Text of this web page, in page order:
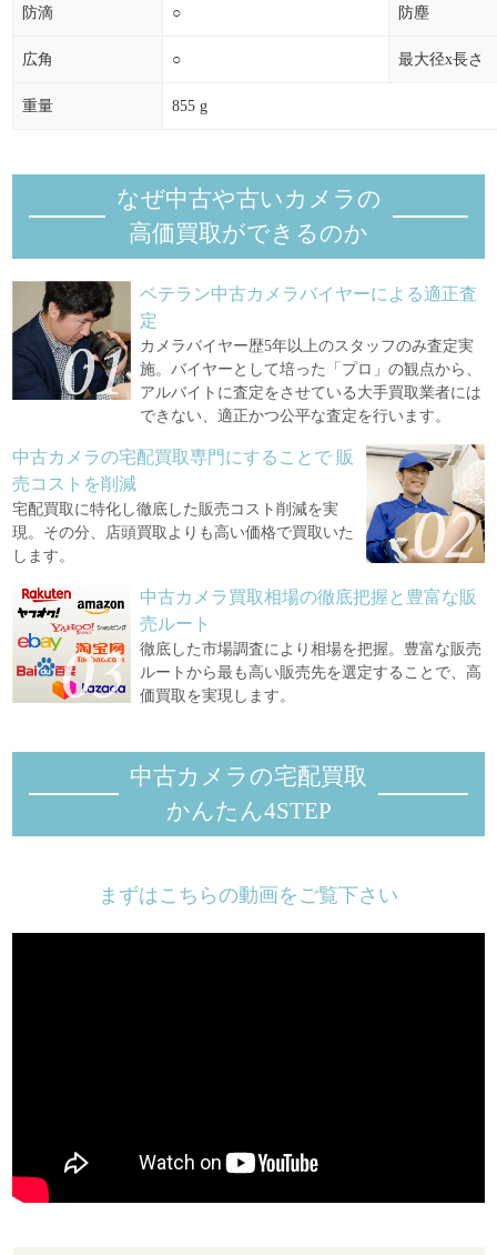
防滴 ○ 防塵
広角 ○ 最大径x長さ
重量 855 g
なぜ中古や古いカメラの
高価買取ができるのか
ベテラン中古カメラバイヤーによる適正査
定
カメラバイヤー歴5年以上のスタッフのみ査定実
施。バイヤーとして培った「プロ」の観点から、
アルバイトに査定をさせている大手買取業者には
できない、適正かつ公平な査定を行います。
中古カメラの宅配買取専門にすることで 販
売コストを削減
宅配買取に特化し徹底した販売コスト削減を実
現。その分、店頭買取よりも高い価格で買取いた
します。
中古カメラ買取相場の徹底把握と豊富な販
売ルート
徹底した市場調査により相場を把握。豊富な販売
ルートから最も高い販売先を選定することで、高
価買取を実現します。
中古カメラの宅配買取
かんたん4STEP
まずはこちらの動画をご覧下さい